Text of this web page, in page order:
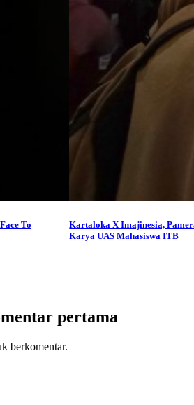
To
Kartaloka X Imajinesia,
Karya UAS Mahasiswa ITB
pertama
berkomentar.